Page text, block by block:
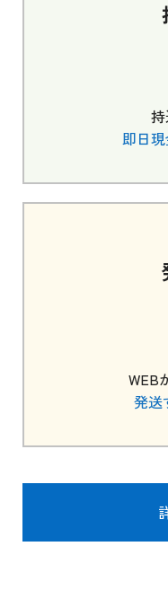
即日
WEB
発送